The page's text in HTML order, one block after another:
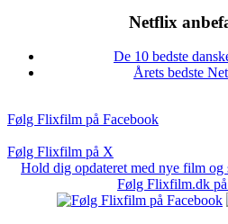
Netflix
De 10 bedste
Årets bedste
Følg Flixfilm på Facebook
Følg Flixfilm på X
Hold dig opdateret med nye film
Følg Flixfilm.dk